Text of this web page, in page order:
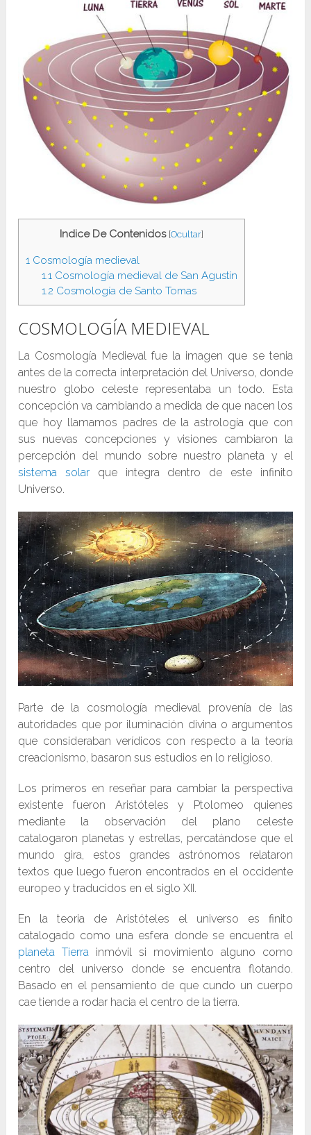
Indice De Contenidos [Ocultar]
1 Cosmología medieval
1.1 Cosmología medieval de San Agustín
1.2 Cosmología de Santo Tomas
COSMOLOGÍA MEDIEVAL
La Cosmología Medieval fue la imagen que se tenia
antes de la correcta interpretación del Universo, donde
nuestro globo celeste representaba un todo. Esta
concepción va cambiando a medida de que nacen los
que hoy llamamos padres de la astrología que con
sus nuevas concepciones y visiones cambiaron la
percepción del mundo sobre nuestro planeta y el
sistema solarque integra dentro de este infinito
Universo.
Parte de la cosmología medieval provenía de las
autoridades que por iluminación divina o argumentos
que consideraban verídicos con respecto a la teoría
creacionismo, basaron sus estudios en lo religioso.
Los primeros en reseñar para cambiar la perspectiva
existente fueron Aristóteles y Ptolomeo quienes
mediante la observación del plano celeste
catalogaron planetas y estrellas, percatándose que el
mundo gira, estos grandes astrónomos relataron
textos que luego fueron encontrados en el occidente
europeo y traducidos en el siglo XII.
En la teoria de Aristóteles el universo es finito
catalogado como una esfera donde se encuentra el
planeta Tierra inmóvil si movimiento alguno como
centro del universo donde se encuentra flotando.
Basado en el pensamiento de que cundo un cuerpo
cae tiende a rodar hacia el centro de la tierra.